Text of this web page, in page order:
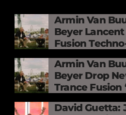
Armin Van
Beyer
Fusion
Armin Van
Beyer Drop
Trance Fusion
David Guetta: